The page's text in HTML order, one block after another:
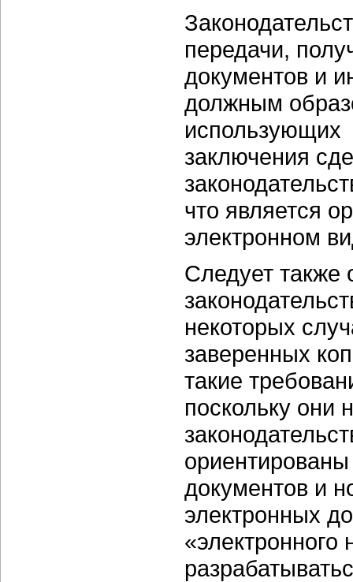
передачи,
документов и
должным
заключения
что является
электронном
Следует также
некоторых
заверенных
такие
поскольку они
документов и
электронных
«электронного